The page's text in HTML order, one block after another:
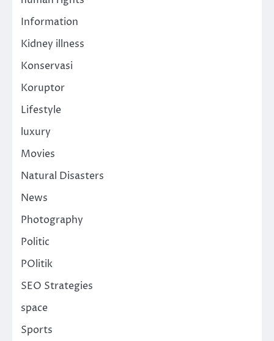
Information
Kidney illness
Konservasi
Koruptor
Lifestyle
luxury
Movies
Natural Disasters
News
Photography
Politic
POlitik
SEO Strategies
space
Sports